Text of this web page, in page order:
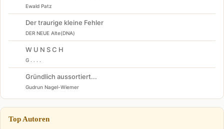
Ewald Patz
Der traurige kleine Fehler
DER NEUE Alte(DNA)
W U N S C H
G . . . .
Gründlich aussortiert...
Gudrun Nagel-Wiemer
Top Autoren